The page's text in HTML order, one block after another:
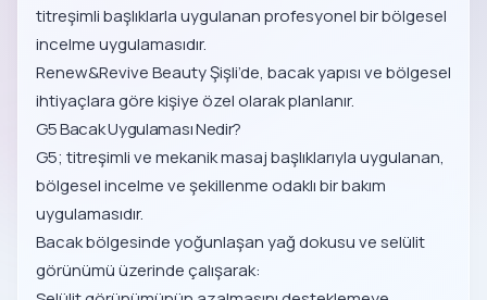
titreşimli başlıklarla uygulanan profesyonel bir bölgesel
incelme uygulamasıdır.
Renew&Revive Beauty Şişli’de, bacak yapısı ve bölgesel
ihtiyaçlara göre kişiye özel olarak planlanır.
G5 Bacak Uygulaması Nedir?
G5; titreşimli ve mekanik masaj başlıklarıyla uygulanan,
bölgesel incelme ve şekillenme odaklı bir bakım
uygulamasıdır.
Bacak bölgesinde yoğunlaşan yağ dokusu ve selülit
görünümü üzerinde çalışarak: